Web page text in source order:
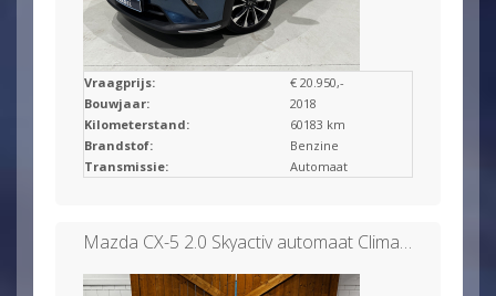
Vraagprijs:
€ 20.950,-
Bouwjaar:
2018
Kilometerstand:
60183 km
Brandstof:
Benzine
Transmissie:
Automaat
Mazda CX-5 2.0 Skyactiv automaat Clima/Carplay/360 view